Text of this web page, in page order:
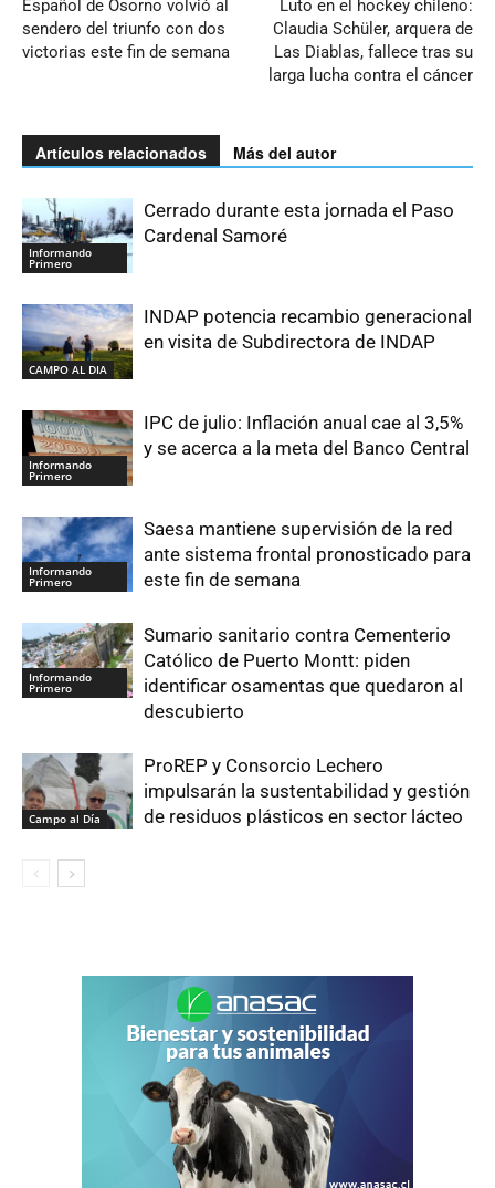
Español de Osorno volvió al
sendero del triunfo con dos
victorias este fin de semana
Luto en el hockey chileno:
Claudia Schüler, arquera de
Las Diablas, fallece tras su
larga lucha contra el cáncer
Artículos relacionados Más del autor
Informando
Primero
Cerrado durante esta jornada el Paso
Cardenal Samoré
CAMPO AL DIA
INDAP potencia recambio generacional
en visita de Subdirectora de INDAP
Informando
Primero
IPC de julio: Inflación anual cae al 3,5%
y se acerca a la meta del Banco Central
Informando
Primero
Saesa mantiene supervisión de la red
ante sistema frontal pronosticado para
este fin de semana
Informando
Primero
Sumario sanitario contra Cementerio
Católico de Puerto Montt: piden
identificar osamentas que quedaron al
descubierto
Campo al Día
ProREP y Consorcio Lechero
impulsarán la sustentabilidad y gestión
de residuos plásticos en sector lácteo